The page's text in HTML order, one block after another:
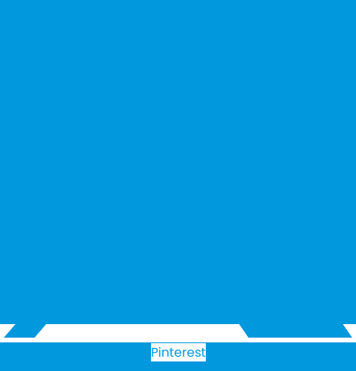
Pinterest